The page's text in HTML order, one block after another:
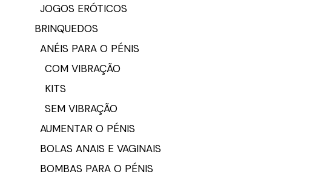
JOGOS ERÓTICOS
BRINQUEDOS
ANÉIS PARA O PÉNIS
COM VIBRAÇÃO
KITS
SEM VIBRAÇÃO
AUMENTAR O PÉNIS
BOLAS ANAIS E VAGINAIS
BOMBAS PARA O PÉNIS